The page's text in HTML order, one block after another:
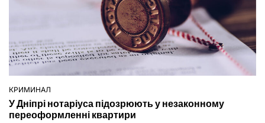
ОПУБЛІКУВАТИ
У
КРИМИНАЛ
У Дніпрі нотаріуса підозрюють у незаконному
переоформленні квартири